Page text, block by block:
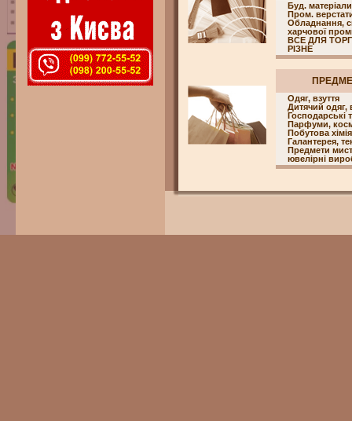
Буд.
Пром.
Обладнання,
харчової
ВСЕ ДЛЯ
РІЗНЕ
Одяг, взуття
Дитячий одяг,
Господарські
Парфуми,
Побутова
Галантерея,
Предмети
ювелірні